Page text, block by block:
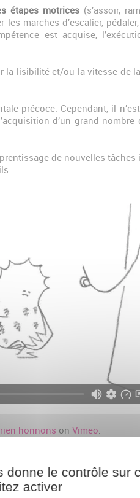
étapes motrices (s’assoir,
marches d’escalier,
est acquise,
la lisibilité et/ou la vitesse de
précoce. Cependant, il
d’un grand
de nouvelles
honnons on Vimeo.
le contrôle sur
activer